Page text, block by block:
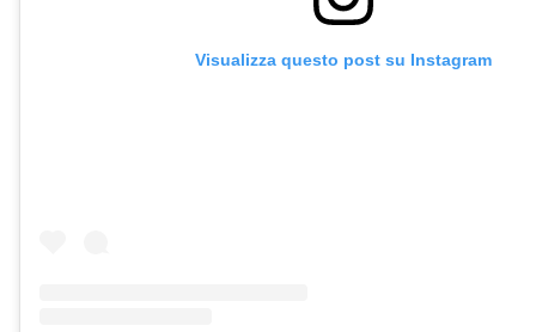
Visualizza questo post su Instagram